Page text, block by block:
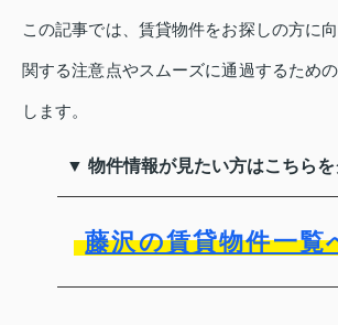
この記事では、賃貸物件をお探しの方に
関する注意点やスムーズに通過するため
します。
▼ 物件情報が見たい方はこちら
藤沢の賃貸物件一覧